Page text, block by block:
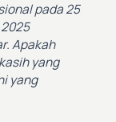
pada 25
Apakah
yang
yang